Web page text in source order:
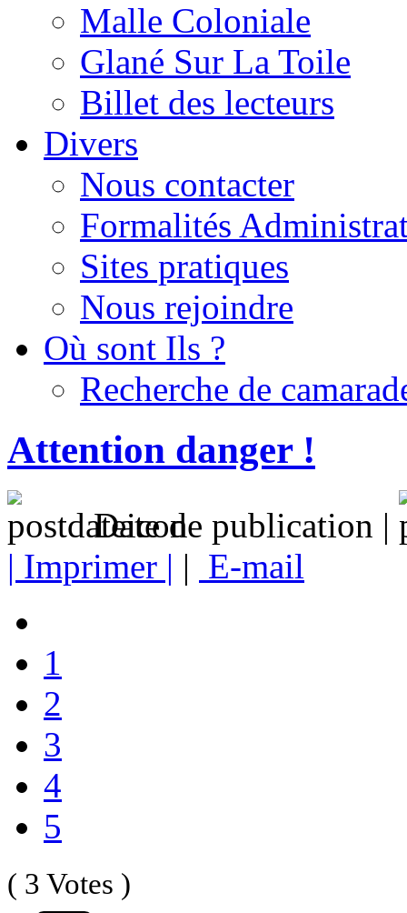
Malle Coloniale
Glané Sur La Toile
Billet des lecteurs
Divers
Nous contacter
Formalités
Sites pratiques
Nous rejoindre
Où sont Ils ?
Recherche de
Attention danger !
Date de publication |
| Imprimer | | E-mail
1
2
3
4
5
( 3 Votes )